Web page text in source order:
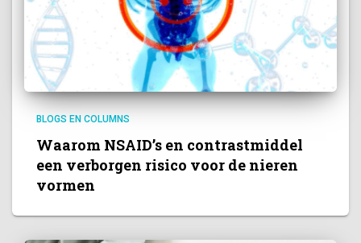
BLOGS EN COLUMNS
Waarom NSAID’s en contrastmiddel
een verborgen risico voor de nieren
vormen